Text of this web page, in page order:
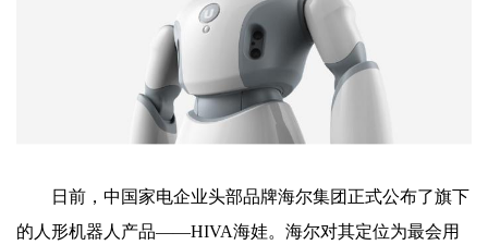
日前，中国家电企业头部品牌海尔集团正式公布了旗下
的人形机器人产品——HIVA海娃。海尔对其定位为最会用